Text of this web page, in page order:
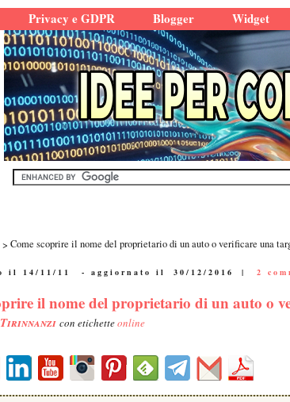
Privacy e GDPR Blogger Widget
Come scoprire il nome del proprietario di un auto o verificare una
il 14/11/11 - aggiornato il 30/12/2016 | 2
il nome del proprietario di un auto o
con etichetteonline